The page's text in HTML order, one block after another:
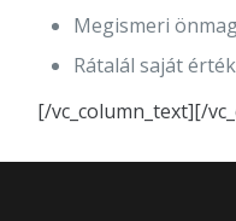
Megismeri
Rátalál saját
[/vc_column_text][/